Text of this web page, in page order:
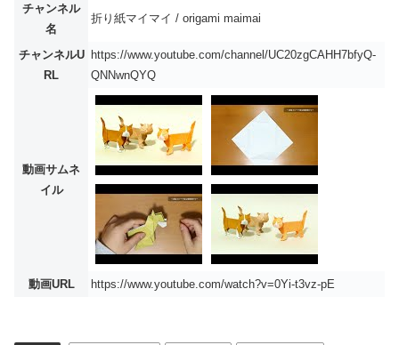
チャンネル
名
折り紙マイマイ / origami maimai
チャンネルU
RL
https://www.youtube.com/channel/UC20zgCAHH7bfyQ-
QNNwnQYQ
動画サムネ
イル
動画URL https://www.youtube.com/watch?v=0Yi-t3vz-pE